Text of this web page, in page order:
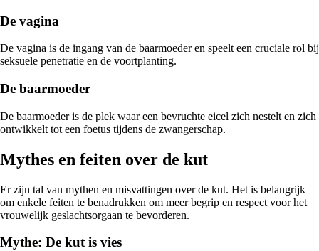
De vagina
De vagina is de ingang van de baarmoeder en speelt een cruciale rol bij
seksuele penetratie en de voortplanting.
De baarmoeder
De baarmoeder is de plek waar een bevruchte eicel zich nestelt en zich
ontwikkelt tot een foetus tijdens de zwangerschap.
Mythes en feiten over de kut
Er zijn tal van mythen en misvattingen over de kut. Het is belangrijk
om enkele feiten te benadrukken om meer begrip en respect voor het
vrouwelijk geslachtsorgaan te bevorderen.
Mythe: De kut is vies